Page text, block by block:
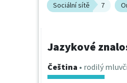
Sociální sítě
7
Jazykové
Čeština • rodilý